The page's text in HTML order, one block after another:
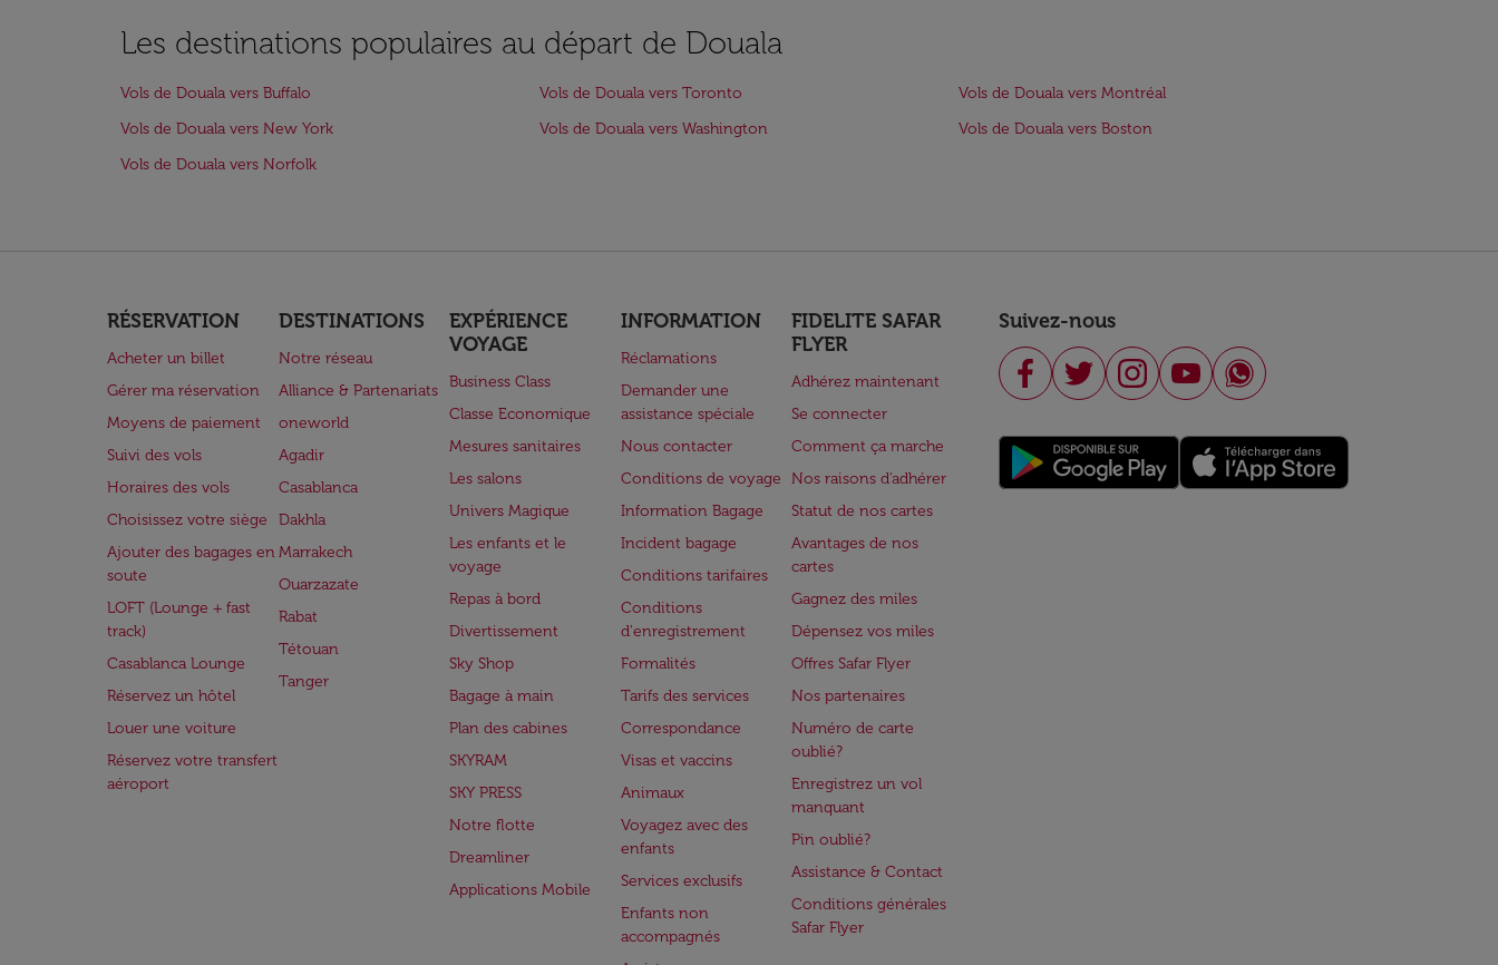
Les destinations populaires au départ de Douala
Vols de Douala vers Buffalo Vols de Douala vers Toronto
Vols de Douala vers Montréal
Vols de Douala vers New York
Vols de Douala vers Washington
Vols de Douala vers Boston
Vols de Douala vers Norfolk
RÉSERVATION
Acheter un billet
Gérer ma réservation
Moyens de paiement
Suivi des vols
Horaires des vols
Choisissez votre siège
Ajouter des bagages en
soute
LOFT (Lounge + fast
track)
Casablanca Lounge
Réservez un hôtel
Louer une voiture
Réservez votre transfert
aéroport
DESTINATIONS
Notre réseau
Alliance & Partenariats
oneworld
Agadir
Casablanca
Dakhla
Marrakech
Ouarzazate
Rabat
Tétouan
Tanger
EXPÉRIENCE
VOYAGE
Business Class
Classe Economique
Mesures sanitaires
Les salons
Univers Magique
Les enfants et le
voyage
Repas à bord
Divertissement
Sky Shop
Bagage à main
Plan des cabines
SKYRAM
SKY PRESS
Notre flotte
Dreamliner
Applications Mobile
INFORMATION
Réclamations
Demander une
assistance spéciale
Nous contacter
Conditions de voyage
Information Bagage
Incident bagage
Conditions tarifaires
Conditions
d'enregistrement
Formalités
Tarifs des services
Correspondance
Visas et vaccins
Animaux
Voyagez avec des
enfants
Services exclusifs
Enfants non
accompagnés
FIDELITE SAFAR
FLYER
Adhérez maintenant
Se connecter
Comment ça marche
Nos raisons d'adhérer
Statut de nos cartes
Avantages de nos
cartes
Gagnez des miles
Dépensez vos miles
Offres Safar Flyer
Nos partenaires
Numéro de carte
oublié?
Enregistrez un vol
manquant
Pin oublié?
Assistance & Contact
Conditions générales
Safar Flyer
Suivez-nous